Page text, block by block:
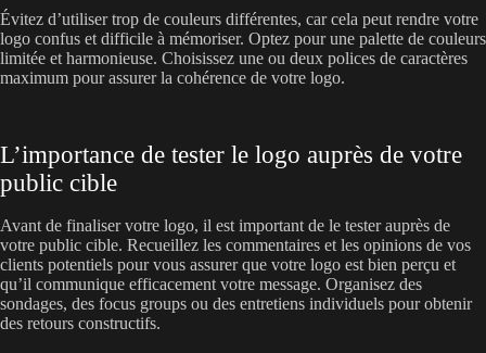
Évitez d’utiliser trop de couleurs différentes, car cela peut rendre votre
logo confus et difficile à mémoriser. Optez pour une palette de couleurs
limitée et harmonieuse. Choisissez une ou deux polices de caractères
maximum pour assurer la cohérence de votre logo.
L’importance de tester le logo auprès de votre
public cible
Avant de finaliser votre logo, il est important de le tester auprès de
votre public cible. Recueillez les commentaires et les opinions de vos
clients potentiels pour vous assurer que votre logo est bien perçu et
qu’il communique efficacement votre message. Organisez des
sondages, des focus groups ou des entretiens individuels pour obtenir
des retours constructifs.